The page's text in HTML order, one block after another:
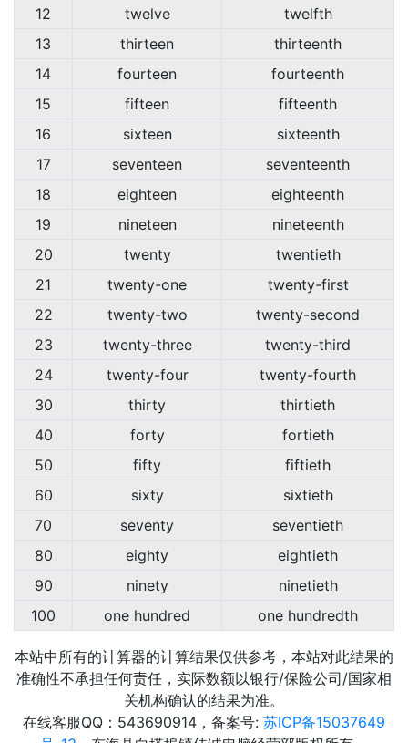
12
twelve
twelfth
13
thirteen
thirteenth
14
fourteen
fourteenth
15
fifteen
fifteenth
16
sixteen
sixteenth
17
seventeen
seventeenth
18
eighteen
eighteenth
19
nineteen
nineteenth
20
twenty
twentieth
21
twenty-one
twenty-first
22
twenty-two
twenty-second
23
twenty-three
twenty-third
24
twenty-four
twenty-fourth
30
thirty
thirtieth
40
forty
fortieth
50
fifty
fiftieth
60
sixty
sixtieth
70
seventy
seventieth
80
eighty
eightieth
90
ninety
ninetieth
100
one hundred one hundredth
本站中所有的计算器的计算结果仅供参考，本站对此结果的
准确性不承担任何责任，实际数额以银行/保险公司/国家相
关机构确认的结果为准。
在线客服QQ：543690914，备案号: 苏ICP备15037649